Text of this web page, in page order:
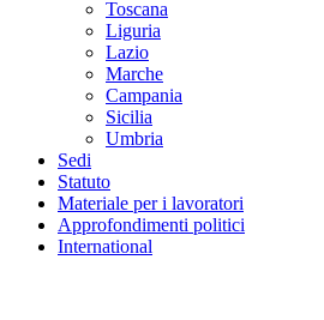
Toscana
Liguria
Lazio
Marche
Campania
Sicilia
Umbria
Sedi
Statuto
Materiale per i lavoratori
Approfondimenti politici
International